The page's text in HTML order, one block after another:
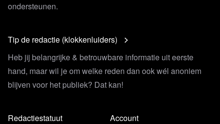
ondersteunen.
Tip de redactie (klokkenluiders)
Heb jij belangrijke & betrouwbare informatie uit eerste
hand, maar wil je om welke reden dan ook wél anoniem
blijven voor het publiek? Dat kan!
Redactiestatuut
Account